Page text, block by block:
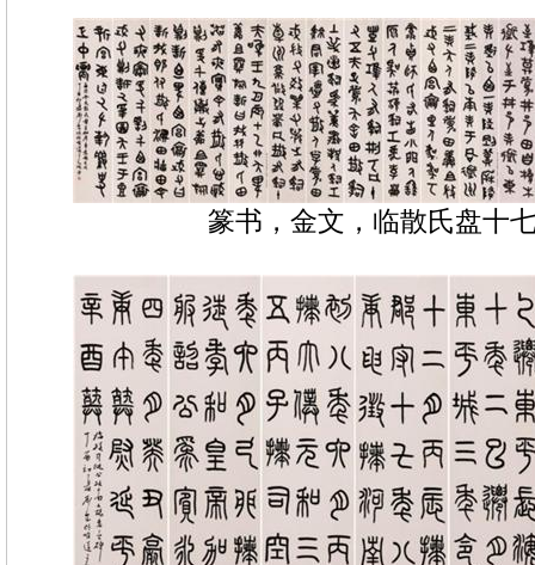
篆书，金文，临散氏盘十